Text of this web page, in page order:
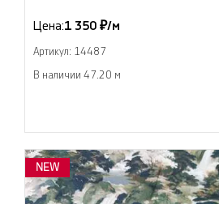
Цена:1 350 ₽/м
Артикул: 14487
В наличии 47.20 м
NEW